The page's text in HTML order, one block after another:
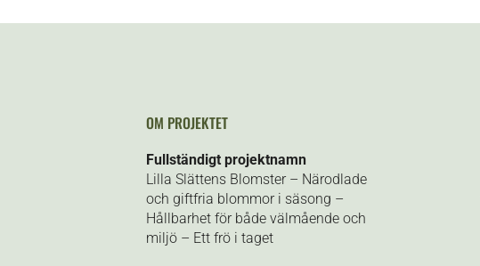
OM PROJEKTET
Fullständigt projektnamn
Lilla Slättens Blomster – Närodlade
och giftfria blommor i säsong –
Hållbarhet för både välmående och
miljö – Ett frö i taget